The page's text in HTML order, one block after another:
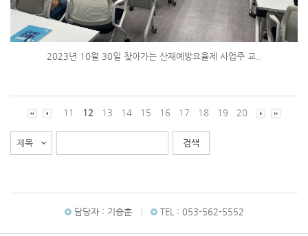
2023년 10월 30일 찾아가는 산재예방요율제 사업주 교..
11 12 13 14 15 16 17 18 19 20
담당자 : 기승훈 TEL : 053-562-5552